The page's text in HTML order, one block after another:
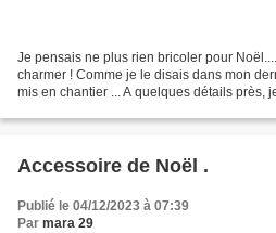
Je pensais ne plus rien bricoler pour
charmer ! Comme je le disais dans mon dernier article!
mis en chantier ... A quelques détails près,
Accessoire de Noël .
Publié le 04/12/2023 à 07:39
Par mara 29